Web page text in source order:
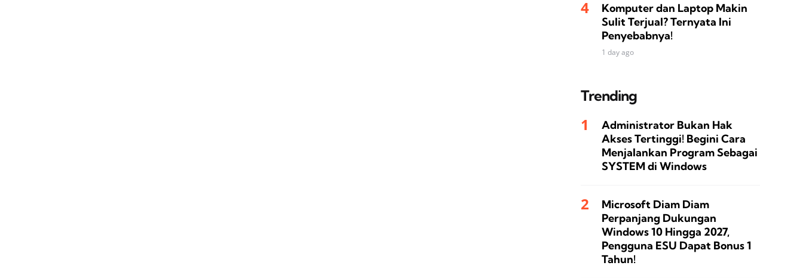
Komputer dan Laptop Makin
Sulit Terjual? Ternyata Ini
Penyebabnya!
1 day ago
Trending
Administrator Bukan Hak
Akses Tertinggi! Begini Cara
Menjalankan Program Sebagai
SYSTEM di Windows
Microsoft Diam Diam
Perpanjang Dukungan
Windows 10 Hingga 2027,
Pengguna ESU Dapat Bonus 1
Tahun!